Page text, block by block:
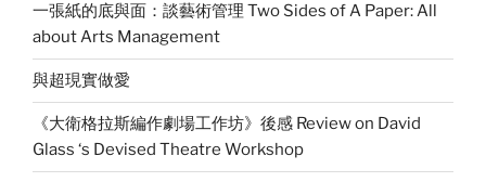
一張紙的底與面：談藝術管理 Two Sides of A Paper: All
about Arts Management
與超現實做愛
《大衛格拉斯編作劇場工作坊》後感 Review on David
Glass ‘s Devised Theatre Workshop